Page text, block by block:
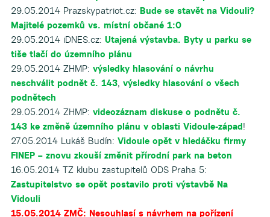
29.05.2014 Prazskypatriot.cz: Bude se stavět na Vidouli?
Majitelé pozemků vs. místní občané 1:0
29.05.2014 iDNES.cz: Utajená výstavba. Byty u parku se
tiše tlačí do územního plánu
29.05.2014 ZHMP: výsledky hlasování o návrhu
neschválit podnět č. 143, výsledky hlasování o všech
podnětech
29.05.2014 ZHMP: videozáznam diskuse o podnětu č.
143 ke změně územního plánu v oblasti Vidoule-západ!
27.05.2014 Lukáš Budín: Vidoule opět v hledáčku firmy
FINEP – znovu zkouší změnit přírodní park na beton
16.05.2014 TZ klubu zastupitelů ODS Praha 5:
Zastupitelstvo se opět postavilo proti výstavbě Na
Vidouli
15.05.2014 ZMČ: Nesouhlasí s návrhem na pořízení